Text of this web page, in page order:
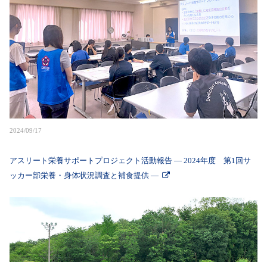
2024/09/17
アスリート栄養サポートプロジェクト活動報告 ― 2024年度 第1回サ
ッカー部栄養・身体状況調査と補食提供 ―